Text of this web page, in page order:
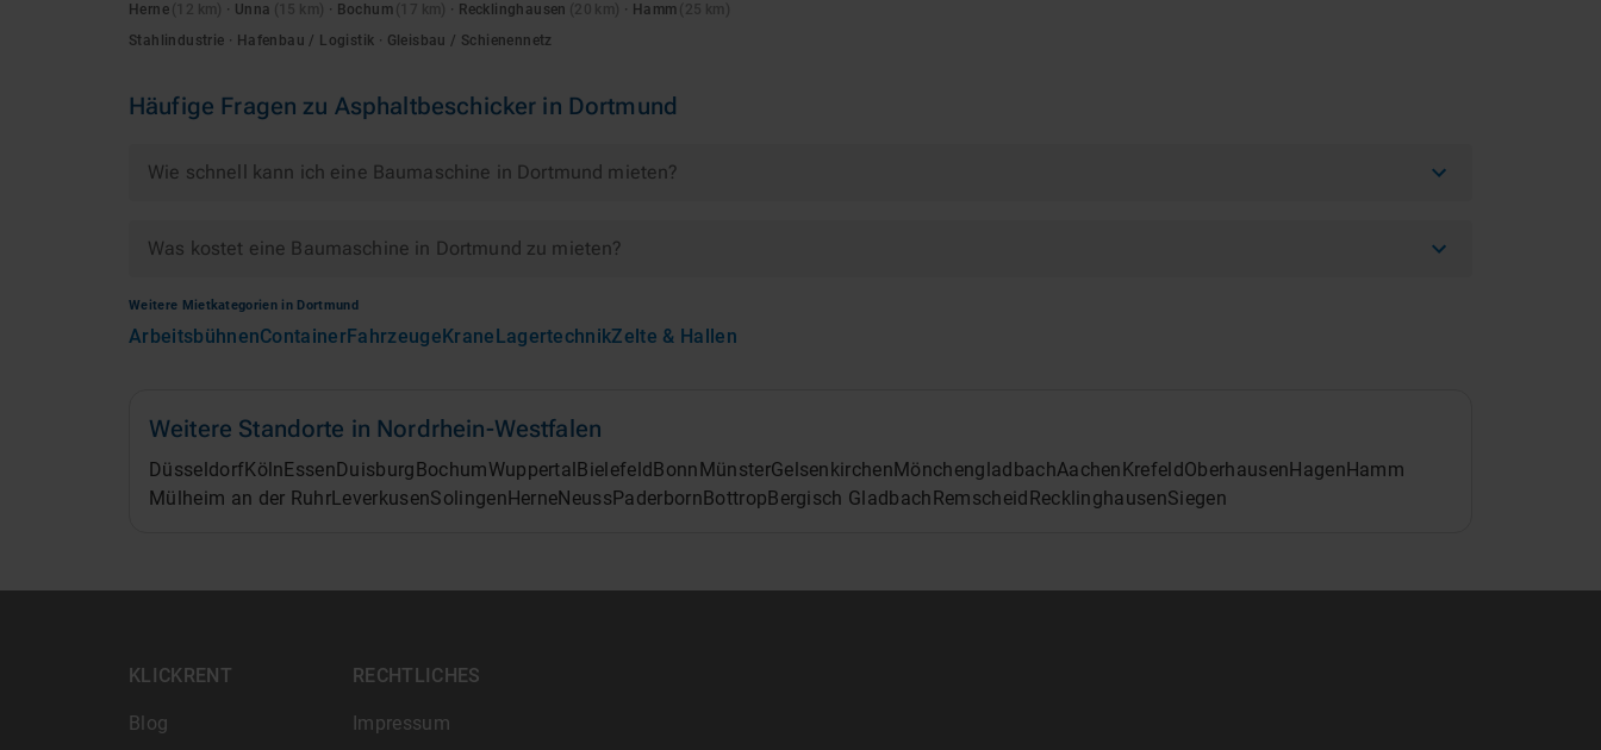
Herne · Unna · Bochum · Recklinghausen · Hamm
Stahlindustrie · Hafenbau / Logistik · Gleisbau / Schienennetz
Häufige Fragen zu Asphaltbeschicker in Dortmund
Wie schnell kann ich eine Baumaschine in Dortmund mieten?
Was kostet eine Baumaschine in Dortmund zu mieten?
Weitere Mietkategorien in Dortmund
ArbeitsbühnenContainerFahrzeugeKraneLagertechnikZelte & Hallen
Weitere Standorte in Nordrhein-Westfalen
DüsseldorfKölnEssenDuisburgBochumWuppertalBielefeldBonnMünsterGelsenkirchenMönchengladbachAachenKrefeldOberhausenHagenHamm
Mülheim an der RuhrLeverkusenSolingenHerneNeussPaderbornBottropBergisch GladbachRemscheidRecklinghausenSiegen
KLICKRENT
Blog
RECHTLICHES
Impressum